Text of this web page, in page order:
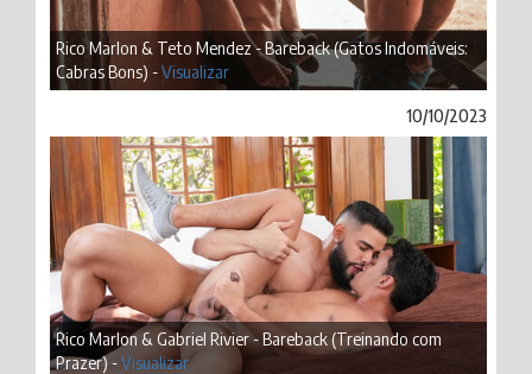
Rico Marlon & Teto Mendez - Bareback (Gatos Indomáveis:
Cabras Bons) -Visualizar
10/10/2023
Rico Marlon & Gabriel Rivier - Bareback (Treinando com
Prazer) -Visualizar